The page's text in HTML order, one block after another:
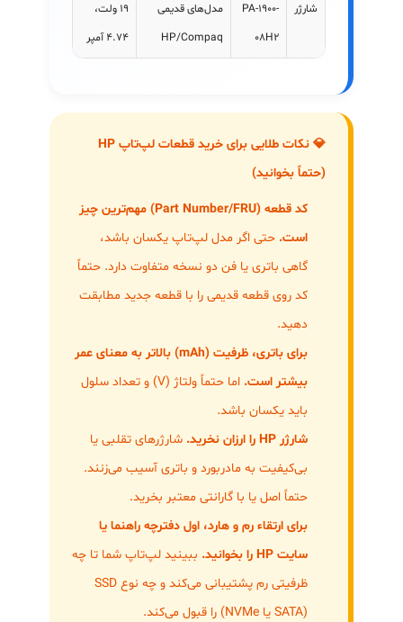
شارژر
PA-1900-
08H2
مدل‌های قدیمی
HP/Compaq
۱۹ ولت،
۴.۷۴ آمپر
💎 نکات طلایی برای خرید قطعات لپ‌تاپ HP
(حتماً بخوانید)
کد قطعه (Part Number/FRU) مهم‌ترین چیز
است. حتی اگر مدل لپ‌تاپ یکسان باشد،
گاهی باتری یا فن دو نسخه متفاوت دارد. حتماً
کد روی قطعه قدیمی را با قطعه جدید مطابقت
دهید.
برای باتری، ظرفیت (mAh) بالاتر به معنای عمر
بیشتر است.
اما حتماً ولتاژ (V) و تعداد سلول
باید یکسان باشد.
شارژر HP را ارزان نخرید.
شارژرهای تقلبی یا
بی‌کیفیت به مادربورد و باتری آسیب می‌زنند.
حتماً اصل یا با گارانتی معتبر بخرید.
برای ارتقاء رم و هارد، اول دفترچه راهنما یا
سایت HP را بخوانید.
ببینید لپ‌تاپ شما تا چه
ظرفیتی رم پشتیبانی می‌کند و چه نوع SSD
(SATA یا NVMe) را قبول می‌کند.